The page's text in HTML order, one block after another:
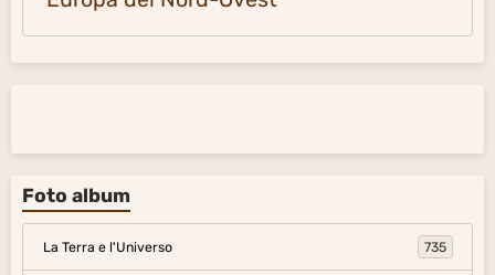
Foto album
La Terra e l'Universo 735